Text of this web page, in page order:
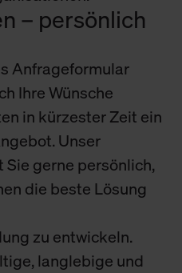
– persönlich
Anfrageformular
Ihre Wünsche
in kürzester Zeit ein
Unser
Sie gerne persönlich,
die beste Lösung
zu entwickeln.
langlebige und